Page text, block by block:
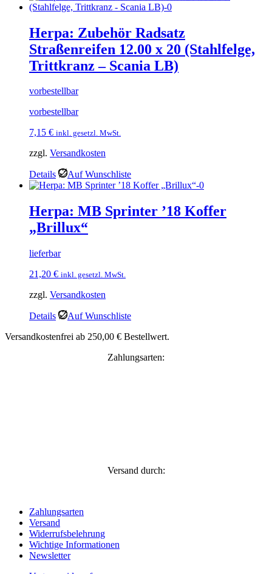
Herpa: Zubehör Radsatz
Straßenreifen 12.00 x 20 (Stahlfelge,
Trittkranz – Scania LB)
vorbestellbar
vorbestellbar
7,15 € inkl. gesetzl. MwSt.
zzgl. Versandkosten
Details Auf Wunschliste
Herpa: MB Sprinter ’18 Koffer
„Brillux“
lieferbar
21,20 € inkl. gesetzl. MwSt.
zzgl. Versandkosten
Details
Auf Wunschliste
Versandkostenfrei ab 250,00 € Bestellwert.
Zahlungsarten:
Versand durch:
Zahlungsarten
Versand
Widerrufsbelehrung
Wichtige Informationen
Newsletter